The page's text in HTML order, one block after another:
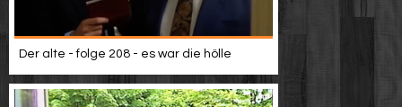
Der alte - folge 208 - es war die hölle